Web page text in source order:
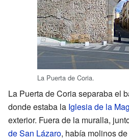
La Puerta de Coria.
La Puerta de Coria separaba el
donde estaba la Iglesia de la
exterior. Fuera de la muralla,
de San Lázaro, había molinos